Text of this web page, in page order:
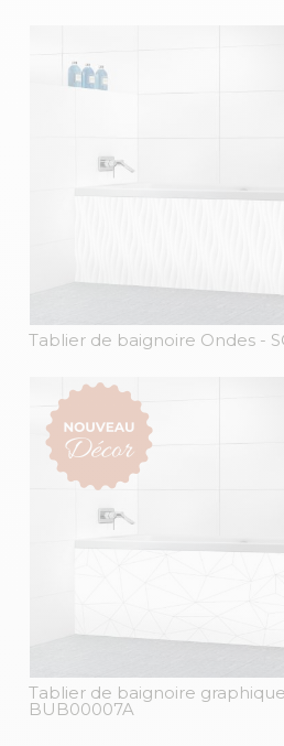
Tablier de baignoire Ondes -
Tablier de baignoire
BUB00007A